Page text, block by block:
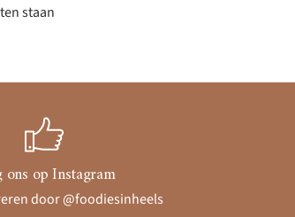
staan
ons op Instagram
door @foodiesinheels